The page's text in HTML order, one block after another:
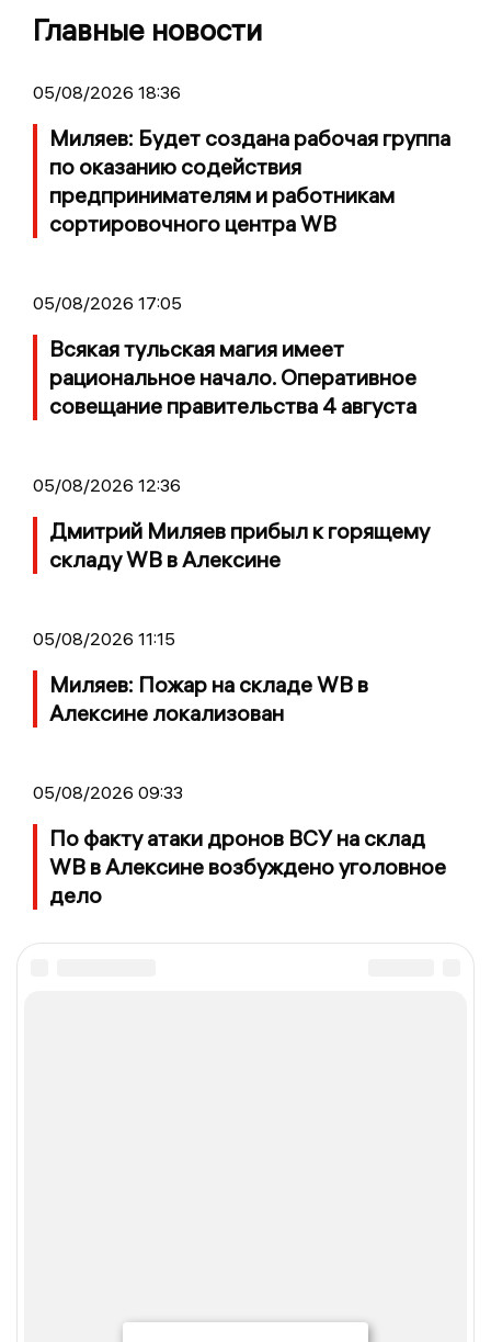
Главные новости
05/08/2026 18:36
Миляев: Будет создана рабочая группа
по оказанию содействия
предпринимателям и работникам
сортировочного центра WB
05/08/2026 17:05
Всякая тульская магия имеет
рациональное начало. Оперативное
совещание правительства 4 августа
05/08/2026 12:36
Дмитрий Миляев прибыл к горящему
складу WB в Алексине
05/08/2026 11:15
Миляев: Пожар на складе WB в
Алексине локализован
05/08/2026 09:33
По факту атаки дронов ВСУ на склад
WB в Алексине возбуждено уголовное
дело